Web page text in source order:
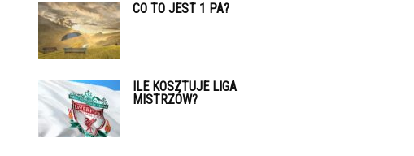
CO TO JEST 1 PA?
ILE KOSZTUJE LIGA
MISTRZÓW?